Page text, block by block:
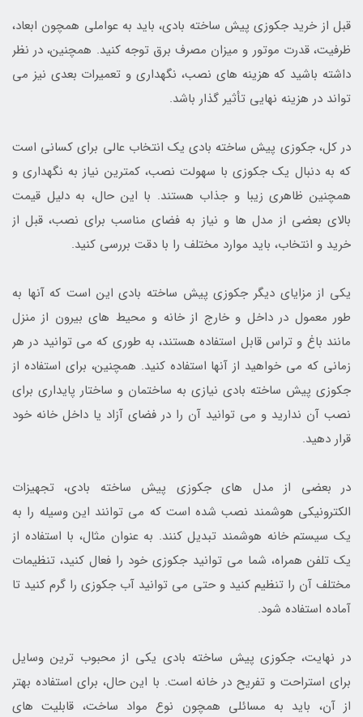
قبل از خرید جکوزی پیش ساخته بادی، باید به عواملی همچون ابعاد،
ظرفیت، قدرت موتور و میزان مصرف برق توجه کنید. همچنین، در نظر
داشته باشید که هزینه های نصب، نگهداری و تعمیرات بعدی نیز می
تواند در هزینه نهایی تأثیر گذار باشد.
در کل، جکوزی پیش ساخته بادی یک انتخاب عالی برای کسانی است
که به دنبال یک جکوزی با سهولت نصب، کمترین نیاز به نگهداری و
همچنین ظاهری زیبا و جذاب هستند. با این حال، به دلیل قیمت
بالای بعضی از مدل ها و نیاز به فضای مناسب برای نصب، قبل از
خرید و انتخاب، باید موارد مختلف را با دقت بررسی کنید.
یکی از مزایای دیگر جکوزی پیش ساخته بادی این است که آنها به
طور معمول در داخل و خارج از خانه و محیط های بیرون از منزل
مانند باغ و تراس قابل استفاده هستند، به طوری که می توانید در هر
زمانی که می خواهید از آنها استفاده کنید. همچنین، برای استفاده از
جکوزی پیش ساخته بادی نیازی به ساختمان و ساختار پایداری برای
نصب آن ندارید و می توانید آن را در فضای آزاد یا داخل خانه خود
قرار دهید.
در بعضی از مدل های جکوزی پیش ساخته بادی، تجهیزات
الکترونیکی هوشمند نصب شده است که می توانند این وسیله را به
یک سیستم خانه هوشمند تبدیل کنند. به عنوان مثال، با استفاده از
یک تلفن همراه، شما می توانید جکوزی خود را فعال کنید، تنظیمات
مختلف آن را تنظیم کنید و حتی می توانید آب جکوزی را گرم کنید تا
آماده استفاده شود.
در نهایت، جکوزی پیش ساخته بادی یکی از محبوب ترین وسایل
برای استراحت و تفریح در خانه است. با این حال، برای استفاده بهتر
از آن، باید به مسائلی همچون نوع مواد ساخت، قابلیت های